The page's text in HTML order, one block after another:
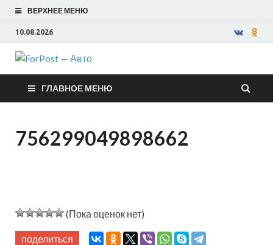
ВЕРХНЕЕ МЕНЮ
10.08.2026
ForPost —
Авто
ГЛАВНОЕ МЕНЮ
756299049898662
(Пока оценок нет)
поделиться